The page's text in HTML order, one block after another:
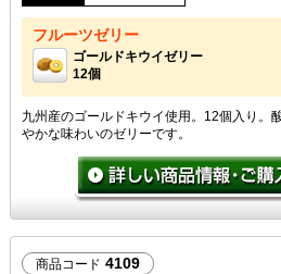
フルーツゼリー
ゴールドキウイゼリー
12個
九州産のゴールドキウイ使用。12個入り。
やかな味わいのゼリーです。
商品コード 4109